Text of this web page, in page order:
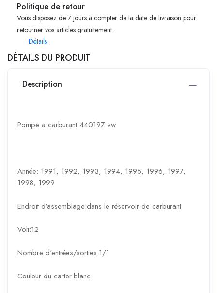
Politique de retour
Vous disposez de 7 jours à compter de la date de livraison pour
retourner vos articles gratuitement.
Détails
DÉTAILS DU PRODUIT
Description
Pompe a carburant 44019Z vw
Année: 1991, 1992, 1993, 1994, 1995, 1996, 1997,
1998, 1999
Endroit d'assemblage:dans le réservoir de carburant
Volt:12
Nombre d'entrées/sorties:1/1
Couleur du carter:blanc